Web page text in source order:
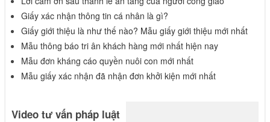
Giấy xác nhận thông tin cá nhân là gì?
Giấy giới thiệu là như thế nào? Mẫu giấy giới thiệu mới nhất
Mẫu thông báo tri ân khách hàng mới nhất hiện nay
Mẫu đơn kháng cáo quyền nuôi con mới nhất
Mẫu giấy xác nhận đã nhận đơn khởi kiện mới nhất
Video tư vấn pháp luật